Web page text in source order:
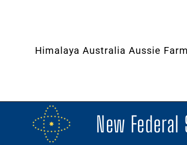
Himalaya Australia Aussie Farm
New Federal